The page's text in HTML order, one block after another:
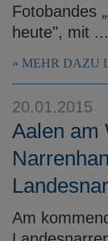
Fotobandes
heute", mit ...
MEHR DAZU
20.01.2015
Aalen am
Am